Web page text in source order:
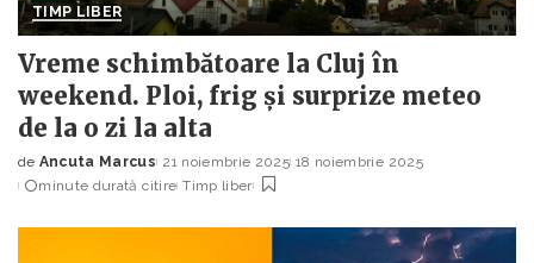
TIMP LIBER
Vreme schimbătoare la Cluj în
weekend. Ploi, frig și surprize meteo
de la o zi la alta
Posted
by
de Ancuta Marcus 21 noiembrie 2025 18 noiembrie 2025
minute durată citire Timp liber